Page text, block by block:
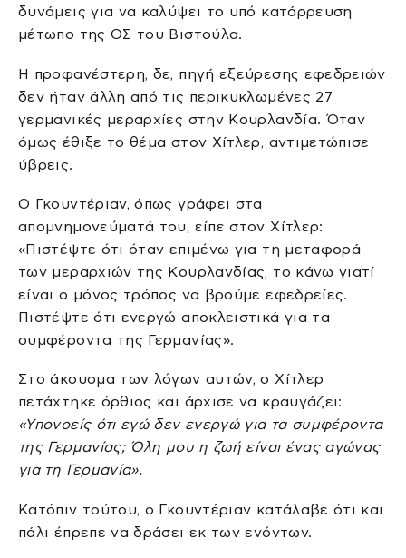
δυνάμεις για να καλύψει το υπό κατάρρευση
μέτωπο της ΟΣ του Βιστούλα.
Η προφανέστερη, δε, πηγή εξεύρεσης εφεδρειών
δεν ήταν άλλη από τις περικυκλωμένες 27
γερμανικές μεραρχίες στην Κουρλανδία. Όταν
όμως έθιξε το θέμα στον Χίτλερ, αντιμετώπισε
ύβρεις.
Ο Γκουντέριαν, όπως γράφει στα
απομνημονεύματά του, είπε στον Χίτλερ:
«Πιστέψτε ότι όταν επιμένω για τη μεταφορά
των μεραρχιών της Κουρλανδίας, το κάνω γιατί
είναι ο μόνος τρόπος να βρούμε εφεδρείες.
Πιστέψτε ότι ενεργώ αποκλειστικά για τα
συμφέροντα της Γερμανίας».
Στο άκουσμα των λόγων αυτών, ο Χίτλερ
πετάχτηκε όρθιος και άρχισε να κραυγάζει:
«Υπονοείς ότι εγώ δεν ενεργώ για τα συμφέροντα
της Γερμανίας; Όλη μου η ζωή είναι ένας αγώνας
για τη Γερμανία».
Κατόπιν τούτου, ο Γκουντέριαν κατάλαβε ότι και
πάλι έπρεπε να δράσει εκ των ενόντων.